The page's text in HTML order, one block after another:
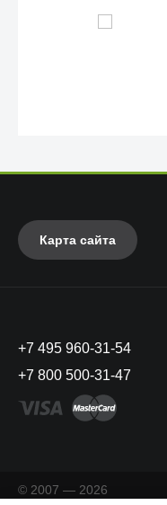
Карта сайта
+7 495 960-31-54
+7 800 500-31-47
© 2007 — 2026